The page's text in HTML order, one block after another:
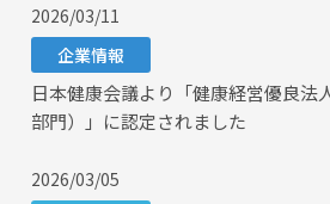
2026/03/11
企業情報
日本健康会議より「健康経営優良法
部門）」に認定されました
2026/03/05